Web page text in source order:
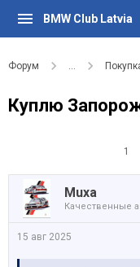
BMW Club Latvia
Форум ...
Куплю
1
Muxa
Качественные
15 авг 2025